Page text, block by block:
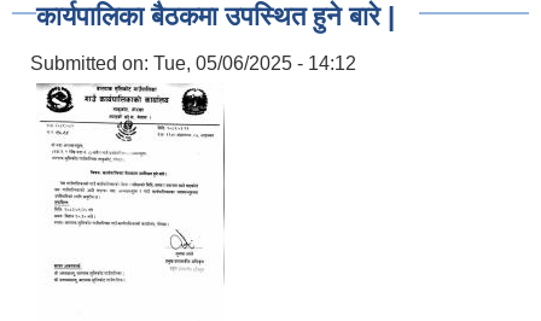
कार्यपालिका बैठकमा उपस्थित हुने बारे |
Submitted on: Tue, 05/06/2025 - 14:12